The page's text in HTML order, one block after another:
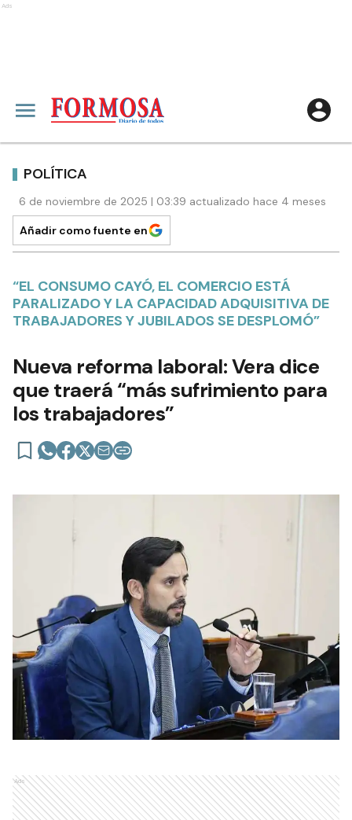
Ads
POLÍTICA
6 de noviembre de 2025 | 03:39 actualizado hace 4 meses
Añadir como fuente en
“EL CONSUMO CAYÓ, EL COMERCIO ESTÁ
PARALIZADO Y LA CAPACIDAD ADQUISITIVA DE
TRABAJADORES Y JUBILADOS SE DESPLOMÓ”
Nueva reforma laboral: Vera dice
que traerá “más sufrimiento para
los trabajadores”
Ads